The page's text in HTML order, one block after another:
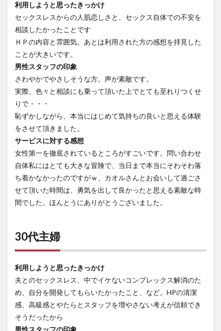
利用しようと思ったきっかけ
セックスレスからの人肌恋しさと、セックス自体での不安を
相談したかったことです
ＨＰの内容と雰囲気。あとは利用された方の感想を拝見した
ことが大きいです。
男性スタッフの印象
さわやかでやさしそうな方。声が素敵です。
実際、色々と相談にも乗って頂いた上でとても至れりつくせ
りで・・・
恥ずかしながら、本当にはじめて気持ちの良いと思える体験
をさせて頂きました。
サービスに対する感想
女性第一を徹底されているところがすごいです。問い合わせ
自体私にはとても大きな冒険で、当日まで本当にそわそわ落
ち着かなかったのですがｗ、カオルさんとお会いして過ごさ
せて頂いた時間は、勇気を出して良かったと思える素敵な時
間でした。ほんとうにありがとうございました。
30代主婦
利用しようと思ったきっかけ
夫とのセックスレス、中でイケないコンプレックス解消のた
め、自分を開発してもらいたかったこと、など。HPの清潔
感、高級感とやたらとスタッフを増やさない考えが信頼でき
そうだったから
男性スタッフの印象